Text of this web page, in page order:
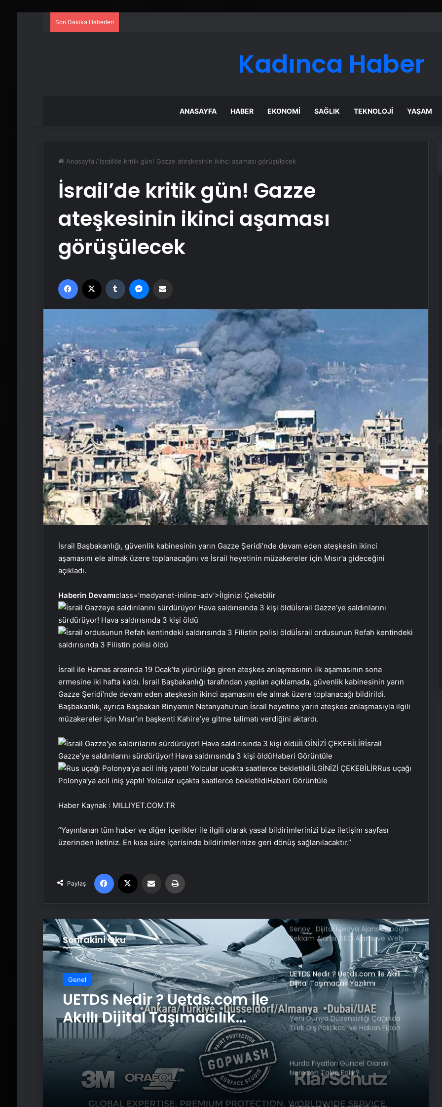
Son Dakika Haberleri
Kadınca Haber
ANASAYFA HABER EKONOMI SAĞLIK TEKNOLOJI YAŞAM
Anasayfa / İsrail’de kritik gün! Gazze ateşkesinin ikinci aşaması görüşülecek
İsrail’de kritik gün! Gazze
ateşkesinin ikinci aşaması
görüşülecek
Facebook Tumblr
İsrail Başbakanlığı, güvenlik kabinesinin yarın Gazze Şeridi’nde devam eden ateşkesin ikinci
aşamasını ele almak üzere toplanacağını ve İsrail heyetinin müzakereler için Mısır’a gideceğini
açıkladı.
Haberin Devamıclass=’medyanet-inline-adv’>İlginizi Çekebilir
İsrail Gazze’ye saldırılarını
sürdürüyor! Hava saldırısında 3 kişi öldü
İsrail ordusunun Refah kentindeki
saldırısında 3 Filistin polisi öldü
İsrail ile Hamas arasında 19 Ocak’ta yürürlüğe giren ateşkes anlaşmasının ilk aşamasının sona
ermesine iki hafta kaldı. İsrail Başbakanlığı tarafından yapılan açıklamada, güvenlik kabinesinin yarın
Gazze Şeridi’nde devam eden ateşkesin ikinci aşamasını ele almak üzere toplanacağı bildirildi.
Başbakanlık, ayrıca Başbakan Binyamin Netanyahu’nun İsrail heyetine yarın ateşkes anlaşmasıyla ilgili
müzakereler için Mısır’ın başkenti Kahire’ye gitme talimatı verdiğini aktardı.
İLGİNİZİ ÇEKEBİLİRİsrail
Gazze’ye saldırılarını sürdürüyor! Hava saldırısında 3 kişi öldüHaberi Görüntüle
İLGİNİZİ ÇEKEBİLİRRus uçağı
Polonya’ya acil iniş yaptı! Yolcular uçakta saatlerce bekletildiHaberi Görüntüle
Haber Kaynak : MILLIYET.COM.TR
“Yayınlanan tüm haber ve diğer içerikler ile ilgili olarak yasal bildirimlerinizi bize iletişim sayfası
üzerinden iletiniz. En kısa süre içerisinde bildirimlerinize geri dönüş sağlanılacaktır.”
Paylaş
Facebook Email'den paylaş
Sonrakini Oku
Genel
UETDS Nedir ? Uetds.com İle
Akıllı Dijital Taşımacılık
Yazılımı
‘Evde ek iş’ vaadiyle 100 milyon liralık
vurgun: 30 gözaltı
Engelliler görüşülecekti, yeter sayısı
bulunamadı
Hatay’da orman yangını çıktı
Serjoy : Dijital Medya Ajansı, Google
Reklam Ajansı, SEO Ajansı ve Web
Tasarım Ajansı
UETDS Nedir ? Uetds.com İle Akıllı
Dijital Taşımacılık Yazılımı
Yeni Dünya Düzensizliği Çağında
Türk Dış Politikası ve Hakan Fidan
Faktörü
Hurda Fiyatları Güncel Olarak
Nereden Takip Edilir?